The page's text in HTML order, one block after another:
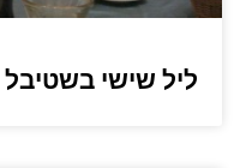
ליל שישי בשטיבל #28